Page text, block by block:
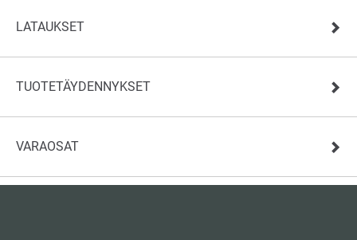
LATAUKSET
TUOTETÄYDENNYKSET
VARAOSAT